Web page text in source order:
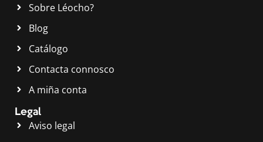
Sobre Léocho?
Blog
Catálogo
Contacta connosco
A miña conta
Legal
Aviso legal